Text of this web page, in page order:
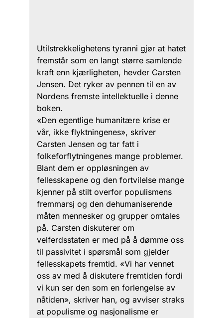
Utilstrekkelighetens tyranni gjør at hatet
fremstår som en langt større samlende
kraft enn kjærligheten, hevder Carsten
Jensen. Det ryker av pennen til en av
Nordens fremste intellektuelle i denne
boken.
«Den egentlige humanitære krise er
vår, ikke flyktningenes», skriver
Carsten Jensen og tar fatt i
folkeforflytningenes mange problemer.
Blant dem er oppløsningen av
fellesskapene og den fortvilelse mange
kjenner på stilt overfor populismens
fremmarsj og den dehumaniserende
måten mennesker og grupper omtales
på. Carsten diskuterer om
velferdsstaten er med på å dømme oss
til passivitet i spørsmål som gjelder
fellesskapets fremtid. «Vi har vennet
oss av med å diskutere fremtiden fordi
vi kun ser den som en forlengelse av
nåtiden», skriver han, og avviser straks
at populisme og nasjonalisme er